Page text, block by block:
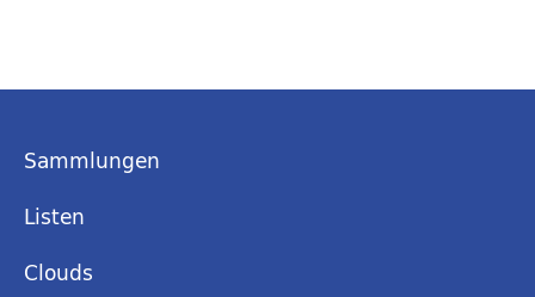
Sammlungen
Listen
Clouds